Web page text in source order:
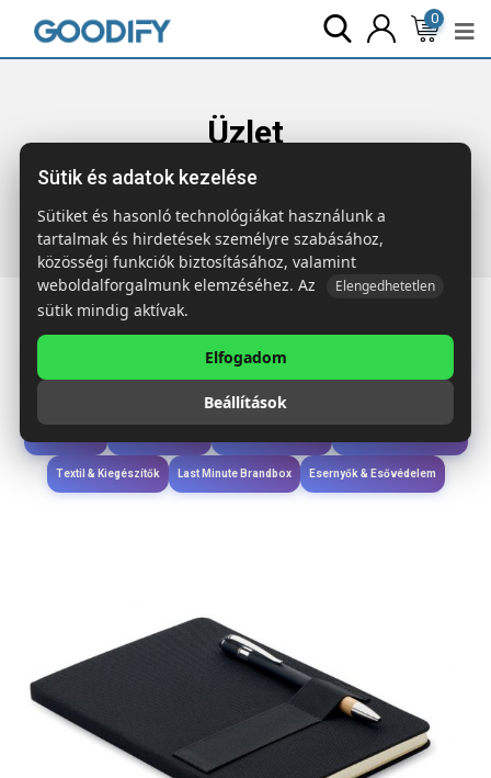
0
Üzlet
Főoldal Termékek Iroda & Írás
jegyzetfüzet tollal
Étkezés & Ivás
Wellness & Ápolás
Textil & Kiegészítők Last Minute Brandbox Esernyők & Esővédelem
Sütik és adatok kezelése
Sütiket és hasonló technológiákat használunk a
tartalmak és hirdetések személyre szabásához,
közösségi funkciók biztosításához, valamint
weboldalforgalmunk elemzéséhez. Az
Elengedhetetlen
sütik mindig aktívak.
Elfogadom
Beállítások